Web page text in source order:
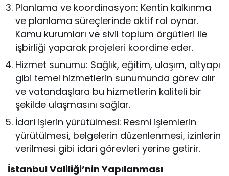
Planlama ve koordinasyon: Kentin kalkınma
ve planlama süreçlerinde aktif rol oynar.
Kamu kurumları ve sivil toplum örgütleri ile
işbirliği yaparak projeleri koordine eder.
Hizmet sunumu: Sağlık, eğitim, ulaşım, altyapı
gibi temel hizmetlerin sunumunda görev alır
ve vatandaşlara bu hizmetlerin kaliteli bir
şekilde ulaşmasını sağlar.
İdari işlerin yürütülmesi: Resmi işlemlerin
yürütülmesi, belgelerin düzenlenmesi, izinlerin
verilmesi gibi idari görevleri yerine getirir.
İstanbul Valiliği’nin Yapılanması